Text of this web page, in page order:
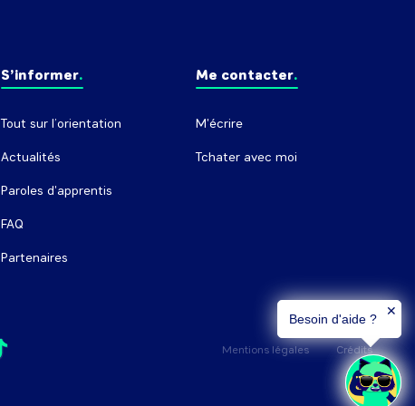
S’informer
Tout sur l’orientation
Actualités
Paroles d'apprentis
FAQ
Partenaires
Me contacter
M'écrire
Tchater avec moi
Mentions légales Crédits
Besoin d'aide ?
✕